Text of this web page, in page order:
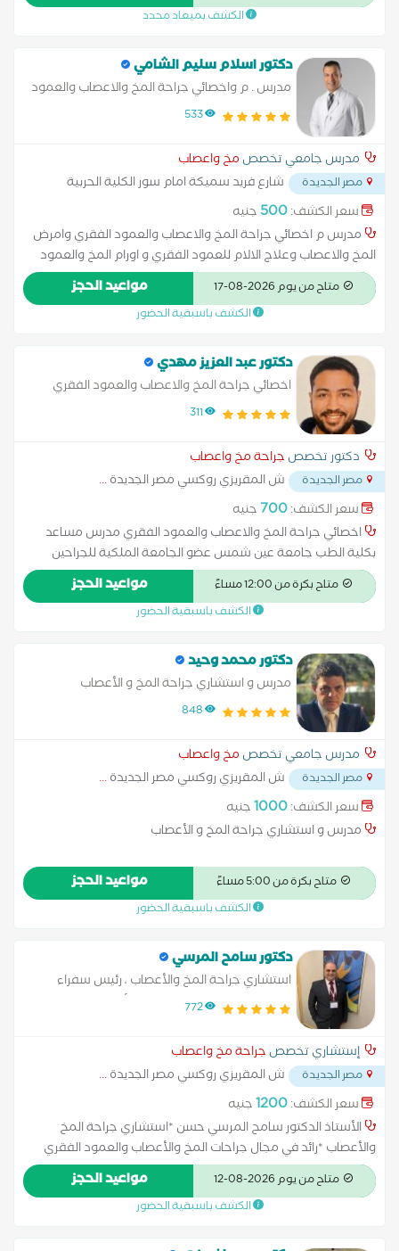
الكشف بميعاد محدد
دكتور اسلام سليم الشامي
مدرس . م واخصائي جراحة المخ والاعصاب والعمود
الفقري الاكاديمية الطبية العسكرية و كلية الطب
533
مدرس جامعي تخصص مخ واعصاب
مصر الجديدة
شارع فريد سميكة امام سور الكلية الحربية
عند منزل كوبري الحجاز... سعر الكشف:500 جنيه
مدرس م اخصائي جراحة المخ والاعصاب والعمود الفقري وامرض
المخ والاعصاب وعلاج الالام للعمود الفقري و اورام المخ والعمود
الفقري نزيف المخ و كسور العمود الفقري و جراحات الوظيفية بالمخ
ومناظير المخ والعمود الفقري
متاح من يوم 2026-08-17 مواعيد الحجز
الكشف باسبقية الحضور
دكتور عبد العزيز مهدي
اخصائي جراحة المخ والاعصاب والعمود الفقري
311
دكتور تخصص جراحة مخ واعصاب
مصر الجديدة ش المقريزي روكسي مصر الجديدة...
سعر الكشف:700 جنيه
اخصائي جراحة المخ والاعصاب والعمود الفقري مدرس مساعد
بكلية الطب جامعة عين شمس عضو الجامعة الملكية للجراحين
إدنبره
متاح بكرة من 12:00 مساءً مواعيد الحجز
الكشف باسبقية الحضور
دكتور محمد وحيد
مدرس و استشاري جراحة المخ و الأعصاب
848
مدرس جامعي تخصص مخ واعصاب
مصر الجديدة ش المقريزي روكسي مصر الجديدة...
سعر الكشف:1000جنيه
مدرس و استشاري جراحة المخ و الأعصاب
متاح بكرة من 5:00 مساءً مواعيد الحجز
الكشف باسبقية الحضور
دكتور سامح المرسي
استشاري جراحة المخ والأعصاب ، رئيس سفراء
الاتحاد العالمى لجراحات المخ والأعصاب والعمود
772
إستشاري تخصص جراحة مخ واعصاب
مصر الجديدة ش المقريزي روكسي مصر الجديدة...
سعر الكشف:1200جنيه
الأستاذ الدكتور سامح المرسي حسن *استشاري جراحة المخ
والأعصاب *رائد في مجال جراحات المخ والأعصاب والعمود الفقري
وتدخلاتهم الجراحية المحدودة بالميكروسكوب الجراحى والمناظير
على مستوى العالم *رئيس سفراء الاتحاد العالمى لجراحات المخ
والأعصاب والعمود الفقري (WFNS) * الرئيس السابق للاتحاد العالمي
متاح من يوم 2026-08-12 مواعيد الحجز
الكشف باسبقية الحضور